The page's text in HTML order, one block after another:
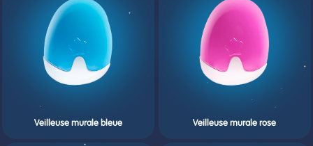
Veilleuse murale bleue Veilleuse murale rose